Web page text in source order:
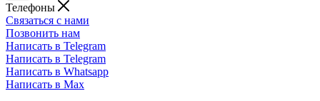
Телефоны
Связаться с нами
Позвонить нам
Написать в Telegram
Написать в Telegram
Написать в Whatsapp
Написать в Max